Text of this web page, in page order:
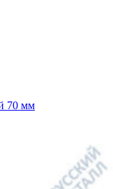
70 мм